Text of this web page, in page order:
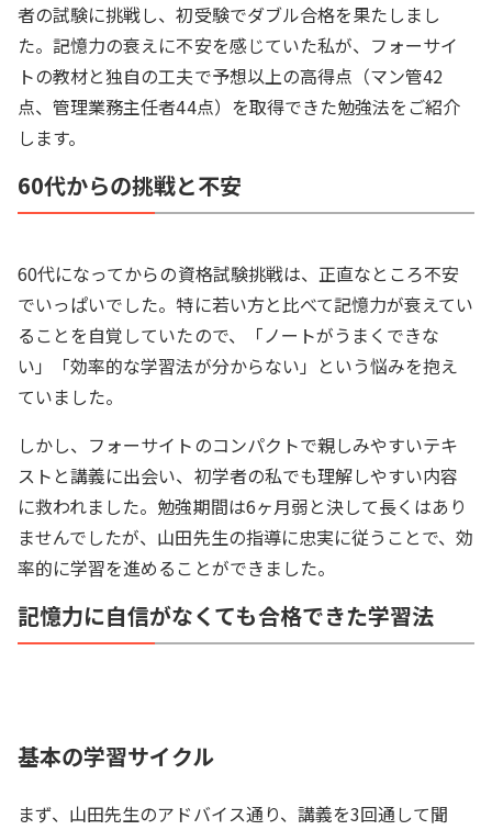
者の試験に挑戦し、初受験でダブル合格を果たしまし
た。記憶力の衰えに不安を感じていた私が、フォーサイ
トの教材と独自の工夫で予想以上の高得点（マン管42
点、管理業務主任者44点）を取得できた勉強法をご紹介
します。
60代からの挑戦と不安
60代になってからの資格試験挑戦は、正直なところ不安
でいっぱいでした。特に若い方と比べて記憶力が衰えてい
ることを自覚していたので、「ノートがうまくできな
い」「効率的な学習法が分からない」という悩みを抱え
ていました。
しかし、フォーサイトのコンパクトで親しみやすいテキ
ストと講義に出会い、初学者の私でも理解しやすい内容
に救われました。勉強期間は6ヶ月弱と決して長くはあり
ませんでしたが、山田先生の指導に忠実に従うことで、効
率的に学習を進めることができました。
記憶力に自信がなくても合格できた学習法
基本の学習サイクル
まず、山田先生のアドバイス通り、講義を3回通して聞